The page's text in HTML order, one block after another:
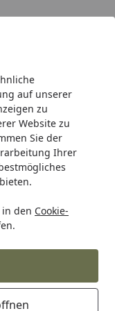
auf unserer
zu
Website zu
Sie der
Ihrer
den Cookie-
Hotline
& Pool-
468,99€)